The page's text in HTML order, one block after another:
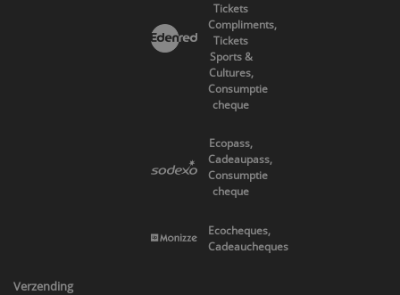
Tickets
Compliments,
Tickets
Sports &
Cultures,
Consumptie
cheque
Ecopass,
Cadeaupass,
Consumptie
cheque
Ecocheques,
Cadeaucheques
Verzending